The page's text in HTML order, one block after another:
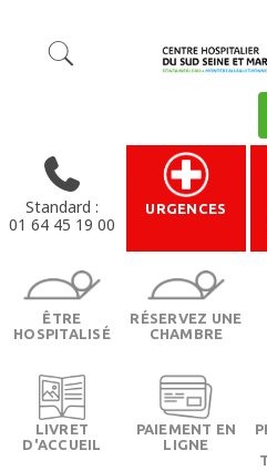
Standard :
01 64 45 19 00
URGENCES
ÊTRE
HOSPITALISÉ
RÉSERVEZ UNE
CHAMBRE
LIVRET
D'ACCUEIL
PAIEMENT EN
LIGNE